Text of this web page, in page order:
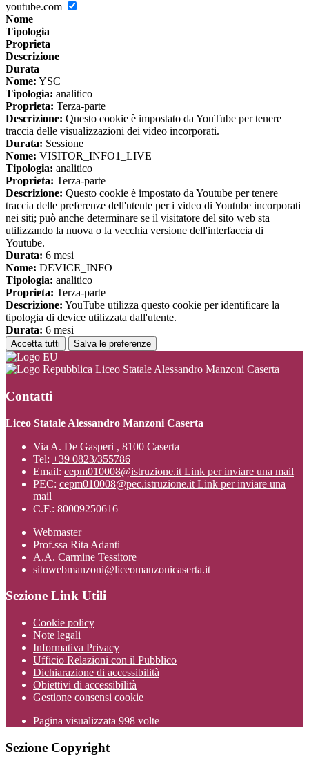
youtube.com
Nome
Tipologia
Proprieta
Descrizione
Durata
Nome: YSC
Tipologia: analitico
Proprieta: Terza-parte
Descrizione: Questo cookie è impostato da YouTube per tenere
traccia delle visualizzazioni dei video incorporati.
Durata: Sessione
Nome: VISITOR_INFO1_LIVE
Tipologia: analitico
Proprieta: Terza-parte
Descrizione: Questo cookie è impostato da Youtube per tenere
traccia delle preferenze dell'utente per i video di Youtube incorporati
nei siti; può anche determinare se il visitatore del sito web sta
utilizzando la nuova o la vecchia versione dell'interfaccia di
Youtube.
Durata: 6 mesi
Nome: DEVICE_INFO
Tipologia: analitico
Proprieta: Terza-parte
Descrizione: YouTube utilizza questo cookie per identificare la
tipologia di device utilizzata dall'utente.
Durata: 6 mesi
Accetta tutti Salva le preferenze
Liceo Statale Alessandro Manzoni Caserta
Contatti
Liceo Statale Alessandro Manzoni Caserta
Via A. De Gasperi , 8100 Caserta
Tel: +39 0823/355786
Email: cepm010008@istruzione.it Link per inviare una mail
PEC: cepm010008@pec.istruzione.it Link per inviare una
mail
C.F.: 80009250616
Webmaster
Prof.ssa Rita Adanti
A.A. Carmine Tessitore
sitowebmanzoni@liceomanzonicaserta.it
Sezione Link Utili
Cookie policy
Note legali
Informativa Privacy
Ufficio Relazioni con il Pubblico
Dichiarazione di accessibilità
Obiettivi di accessibilità
Gestione consensi cookie
Pagina visualizzata 998 volte
Sezione Copyright